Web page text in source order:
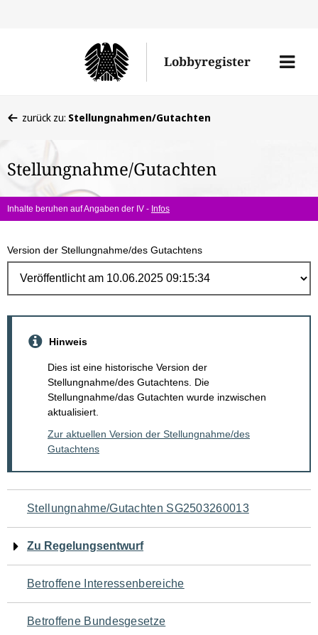
Lobbyregister
Menü
befinden
hier:
zurück zu: Stellungnahmen/Gutachten
Stellungnahme/Gutachten
Inhalte beruhen auf Angaben der IV - Infos
Version der Stellungnahme/des Gutachtens
Hinweis
Dies ist eine historische Version der
Stellungnahme/des Gutachtens. Die
Stellungnahme/das Gutachten wurde inzwischen
aktualisiert.
Zur aktuellen Version der Stellungnahme/des
Gutachtens
Navigation
für
den
Seiteninhalt
Stellungnahme/Gutachten SG2503260013
Zu Regelungsentwurf
Betroffene Interessenbereiche
Betroffene Bundesgesetze